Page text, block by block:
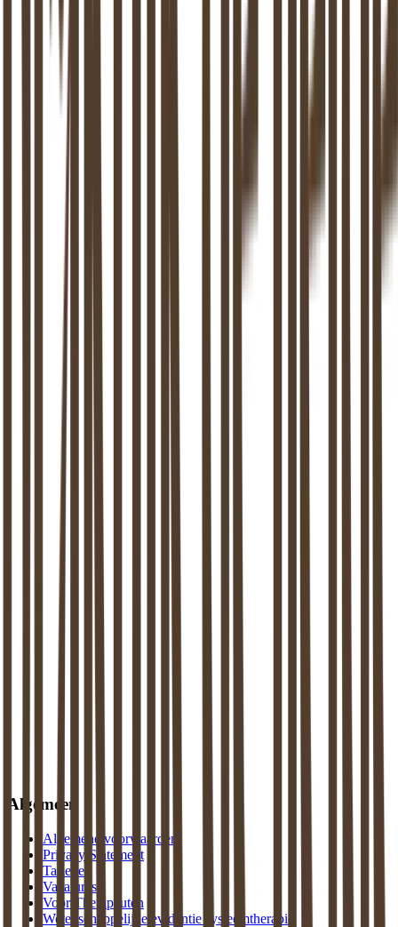
Algemeen
Algemene voorwaarden
Privacy Statement
Tarieven
Vacatures
Voor Therapeuten
Wetenschappelijke evidentie systeemtherapie